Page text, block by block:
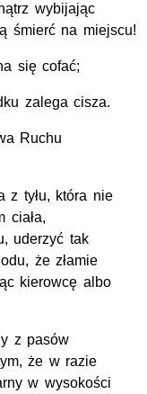
wybijając
śmierć na miejscu!
się cofać;
zalega cisza.
Ruchu
z tyłu, która nie
ciała,
uderzyć tak
że złamie
kierowcę albo
z pasów
że w razie
w wysokości